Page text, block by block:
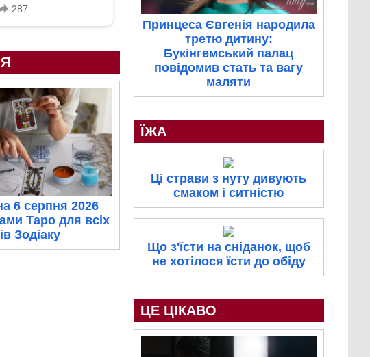
6 серпня 2026
Таро для всіх
Зодіаку
Принцеса Євгенія народила
третю дитину:
Букінгемський палац
повідомив стать та вагу
маляти
ЇЖА
Ці страви з нуту дивують
смаком і ситністю
Що з'їсти на сніданок, щоб
не хотілося їсти до обіду
ЦЕ ЦІКАВО